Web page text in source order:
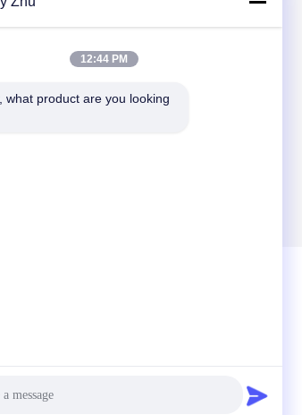
Reserved.
12:44 PM
what product are you looking